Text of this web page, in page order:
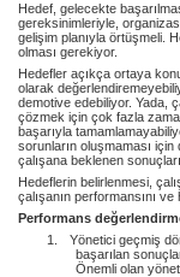
Hedef, gelecekte
gereksinimleriyle,
gelişim planıyla örtüşmeli.
olması gerekiyor.
Hedefler açıkça ortaya
olarak
demotive edebiliyor. Yada,
çözmek için çok fazla
başarıyla
sorunların oluşmaması
çalışana beklenen
Hedeflerin belirlenmesi,
çalışanın performansını
Performans
1.
Yönetici geçmiş
başarılan
Önemli olan